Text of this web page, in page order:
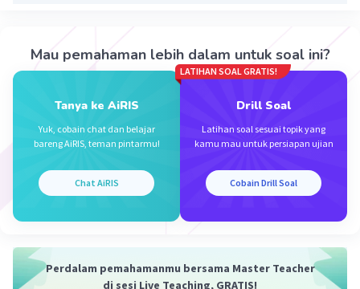
Mau pemahaman lebih dalam untuk soal ini?
Tanya ke AiRIS
Yuk, cobain chat dan belajar
bareng AiRIS, teman pintarmu!
Chat AiRIS
LATIHAN SOAL GRATIS!
Drill Soal
Latihan soal sesuai topik yang
kamu mau untuk persiapan ujian
Cobain Drill Soal
Perdalam pemahamanmu bersama Master Teacher
di sesi Live Teaching, GRATIS!